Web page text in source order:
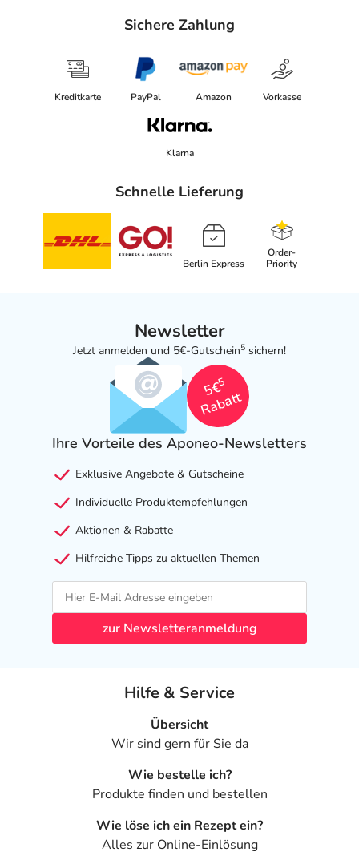
Sichere Zahlung
Kreditkarte PayPal Amazon Vorkasse
Klarna
Schnelle Lieferung
Berlin Express
Order-
Priority
Newsletter
Jetzt anmelden und 5€-Gutschein5 sichern!
5€
5
Rabatt
Ihre Vorteile des Aponeo-Newsletters
Exklusive Angebote & Gutscheine
Individuelle Produktempfehlungen
Aktionen & Rabatte
Hilfreiche Tipps zu aktuellen Themen
zur Newsletteranmeldung
Hilfe & Service
Übersicht
Wir sind gern für Sie da
Wie bestelle ich?
Produkte finden und bestellen
Wie löse ich ein Rezept ein?
Alles zur Online-Einlösung